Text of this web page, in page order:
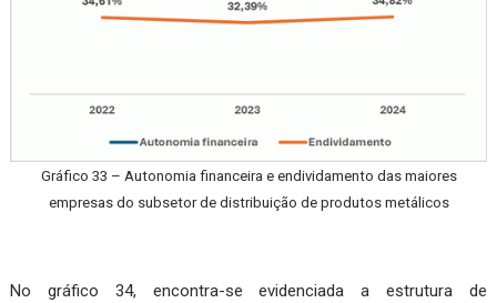
Gráfico 33 – Autonomia financeira e endividamento das maiores
empresas do subsetor de distribuição de produtos metálicos
No gráfico 34, encontra-se evidenciada a estrutura de